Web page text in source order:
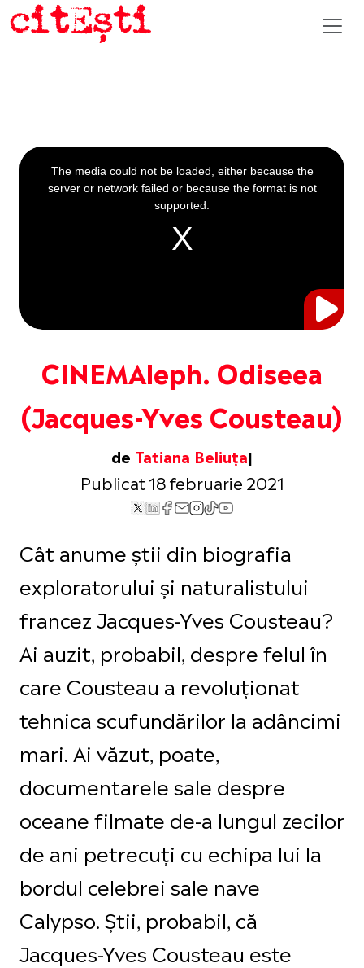
CINEMAleph. Odiseea
(Jacques-Yves Cousteau)
de Tatiana Beliuța
Publicat 18 februarie 2021
This
is
a
The media could not be loaded, either because the
server or network failed or because the format is not
supported.
Cât anume știi din biografia
exploratorului și naturalistului
francez Jacques-Yves Cousteau?
Ai auzit, probabil, despre felul în
care Cousteau a revoluționat
tehnica scufundărilor la adâncimi
mari. Ai văzut, poate,
documentarele sale despre
oceane filmate de-a lungul zecilor
de ani petrecuți cu echipa lui la
bordul celebrei sale nave
Calypso. Știi, probabil, că
Jacques-Yves Cousteau este